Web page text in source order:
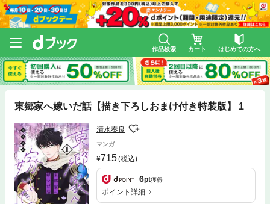
作品検索 カート はじめての方へ
東郷家へ嫁いだ話【描き下ろしおまけ付き特装版】 1
清水奏良
マンガ
715(税込)
6pt獲得
ポイント詳細